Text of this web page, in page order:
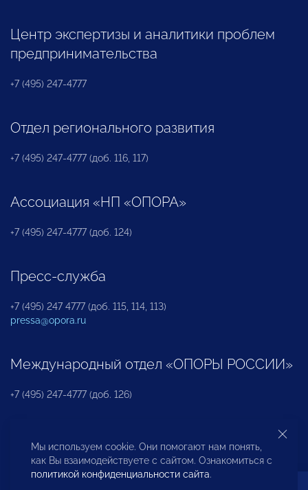
Центр экспертизы и аналитики проблем
предпринимательства
+7 (495) 247-4777
Отдел регионального развития
+7 (495) 247-4777 (доб. 116, 117)
Ассоциация «НП «ОПОРА»
+7 (495) 247-4777 (доб. 124)
Пресс-служба
+7 (495) 247 4777 (доб. 115, 114, 113)
pressa@opora.ru
Международный отдел «ОПОРЫ РОССИИ»
+7 (495) 247-4777 (доб. 126)
Бюро по защите прав предпринимателей и
инвесторов
Мы используем cookie. Они помогают нам понять,
как Вы взаимодействуете с сайтом. Ознакомиться с
политикой конфиденциальности сайта.